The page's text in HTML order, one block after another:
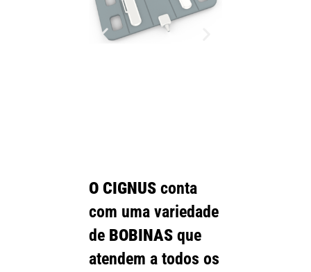
O CIGNUS conta
com uma variedade
de BOBINAS que
atendem a todos os